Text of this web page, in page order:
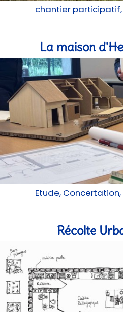
chantier participatif,
La maison
Etude, Concertation,
Récolte